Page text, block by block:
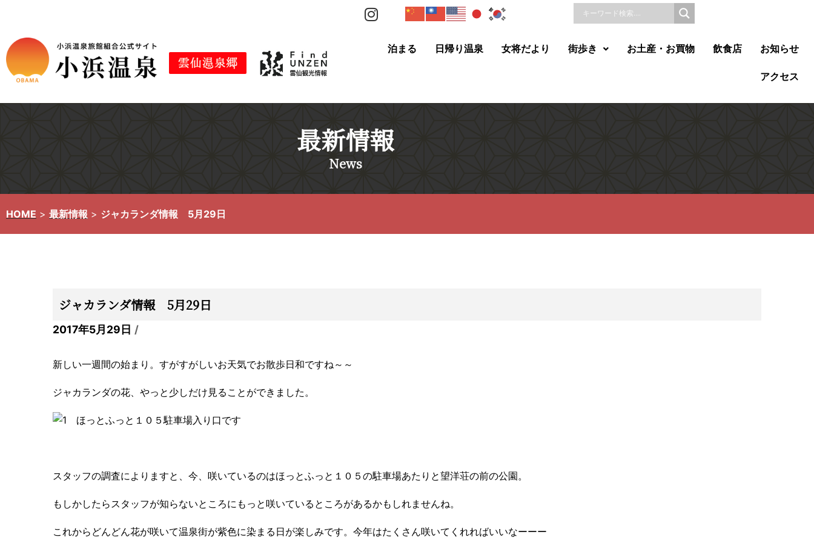
テ
ツ
泊まる 日帰り温泉 女将だより 街歩き お土産・お買物 飲食店 お知らせ
アクセス
最新情報
News
HOME > 最新情報 > ジャカランダ情報 5月29日
ジャカランダ情報 5月29日
2017年5月29日
新しい一週間の始まり。すがすがしいお天気でお散歩日和ですね～～
ジャカランダの花、やっと少しだけ見ることができました。
ほっとふっと１０５駐車場入り口です
スタッフの調査によりますと、今、咲いているのはほっとふっと１０５の駐車場あたりと望洋荘の前の公園。
もしかしたらスタッフが知らないところにもっと咲いているところがあるかもしれませんね。
これからどんどん花が咲いて温泉街が紫色に染まる日が楽しみです。今年はたくさん咲いてくれればいいなーーー